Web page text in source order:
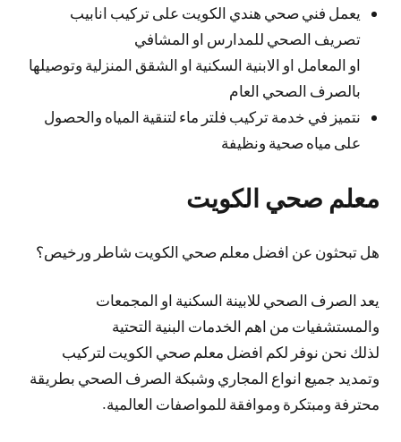
يعمل فني صحي هندي الكويت على تركيب انابيب
تصريف الصحي للمدارس او المشافي
او المعامل او الابنية السكنية او الشقق المنزلية وتوصيلها
بالصرف الصحي العام
نتميز في خدمة تركيب فلتر ماء لتنقية المياه والحصول
على مياه صحية ونظيفة
معلم صحي الكويت
هل تبحثون عن افضل معلم صحي الكويت شاطر ورخيص؟
يعد الصرف الصحي للابينة السكنية او المجمعات
والمستشفيات من اهم الخدمات البنية التحتية
لذلك نحن نوفر لكم افضل معلم صحي الكويت لتركيب
وتمديد جميع انواع المجاري وشبكة الصرف الصحي بطريقة
محترفة ومبتكرة وموافقة للمواصفات العالمية.